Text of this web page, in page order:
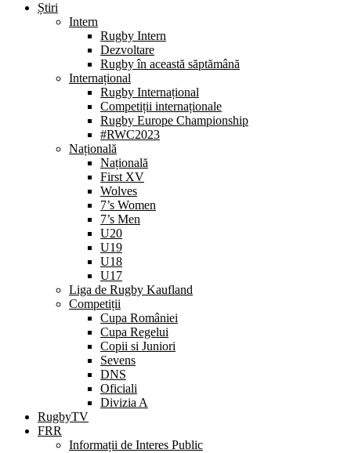
Știri
Intern
Rugby Intern
Dezvoltare
Rugby în această săptămână
Internațional
Rugby Internațional
Competiții internaționale
Rugby Europe Championship
#RWC2023
Națională
Națională
First XV
Wolves
7’s Women
7’s Men
U20
U19
U18
U17
Liga de Rugby Kaufland
Competiții
Cupa României
Cupa Regelui
Copii si Juniori
Sevens
DNS
Oficiali
Divizia A
RugbyTV
FRR
Informații de Interes Public